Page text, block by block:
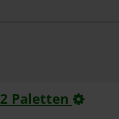
2 Paletten